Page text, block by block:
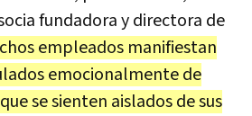
fundadora y directora de
empleados manifiestan
emocionalmente de
se sienten aislados de sus